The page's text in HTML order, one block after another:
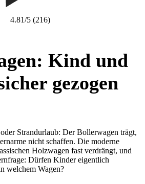
4.81/5 (216)
Kind und
gezogen
Strandurlaub: Der Bollerwagen trägt,
nicht schaffen. Die moderne
Holzwagen fast verdrängt, und
Dürfen Kinder eigentlich
welchem Wagen?